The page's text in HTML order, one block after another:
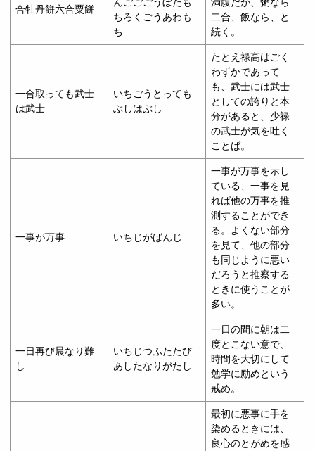
合牡丹餅六合粟餅
ちろくごうあわも
ち
二合、飯なら、と
続く。
一合取っても武士
は武士
いちごうとっても
ぶしはぶし
たとえ禄高はごく
わずかであって
も、武士には武士
としての誇りと本
分があると、少禄
の武士が気を吐く
ことば。
一事が万事 いちじがばんじ
一事が万事を示し
ている、一事を見
れば他の万事を推
測することができ
る。よくない部分
を見て、他の部分
も同じように悪い
だろうと推察する
ときに使うことが
多い。
一日再び晨なり難
し
いちじつふたたび
あしたなりがたし
一日の間に朝は二
度とこない意で、
時間を大切にして
勉学に励めという
戒め。
最初に悪事に手を
染めるときには、
良心のとがめを感